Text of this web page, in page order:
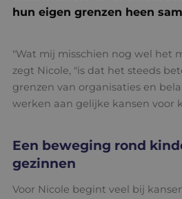
hun eigen grenzen heen
"Wat mij misschien nog wel het
zegt Nicole, "is dat het steeds
grenzen van organisaties en
werken aan gelijke kansen voor
Een beweging rond
gezinnen
Voor Nicole begint veel bij